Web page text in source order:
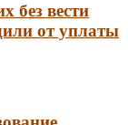
без вести
от уплаты